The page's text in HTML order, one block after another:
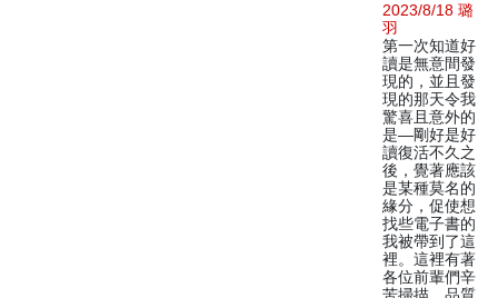
2023/8/18 璐
羽
第一次知道好
讀是無意間發
現的，並且發
現的那天令我
驚喜且意外的
是—剛好是好
讀復活不久之
後，覺著應該
是某種莫名的
緣分，促使想
找些電子書的
我被帶到了這
裡。這裡有著
各位前輩們辛